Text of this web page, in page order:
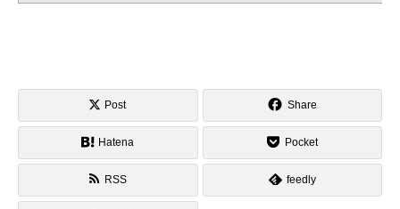
Post Share
Hatena Pocket
RSS feedly